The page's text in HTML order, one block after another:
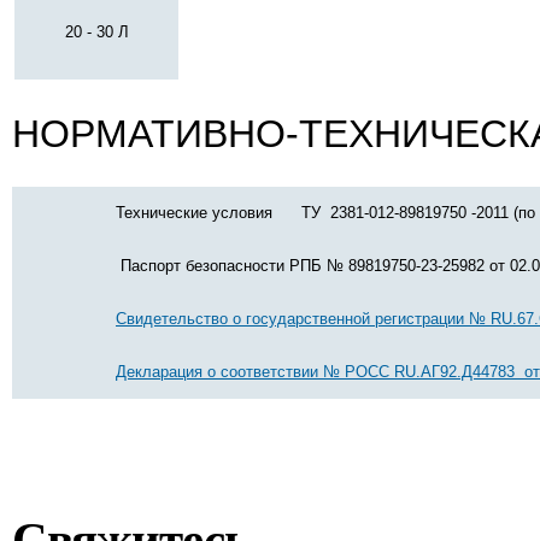
20 - 30 Л
НОРМАТИВНО-
Технические условия ТУ 2381-012-89819750 -2011 (по
Паспорт безопасности РПБ № 89819750-23-25982 от
Свидетельство о государственной регистрации №
Декларация о соответствии № РОСС RU.AГ92.Д44783 от